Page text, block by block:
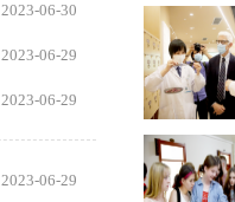
2023-06-30
2023-06-29
2023-06-29
2023-06-29